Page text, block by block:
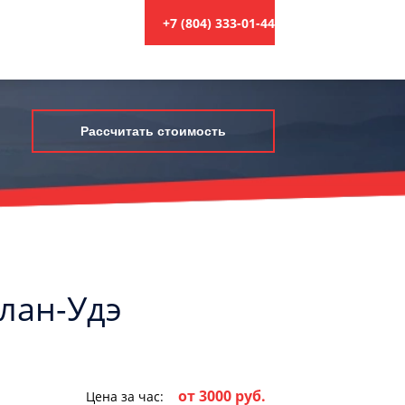
+7 (804) 333-01-44
Рассчитать стоимость
Удэ
Цена за час: от 3000 руб.